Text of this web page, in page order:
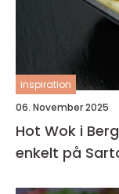
inspiration
06. November 2025
Hot Wok i
enkelt på